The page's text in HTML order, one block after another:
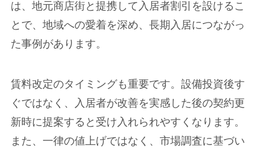
は、地元商店街と提携して入居者割引を設けるこ
とで、地域への愛着を深め、長期入居につながっ
た事例があります。
賃料改定のタイミングも重要です。設備投資後す
ぐではなく、入居者が改善を実感した後の契約更
新時に提案すると受け入れられやすくなります。
また、一律の値上げではなく、市場調査に基づい